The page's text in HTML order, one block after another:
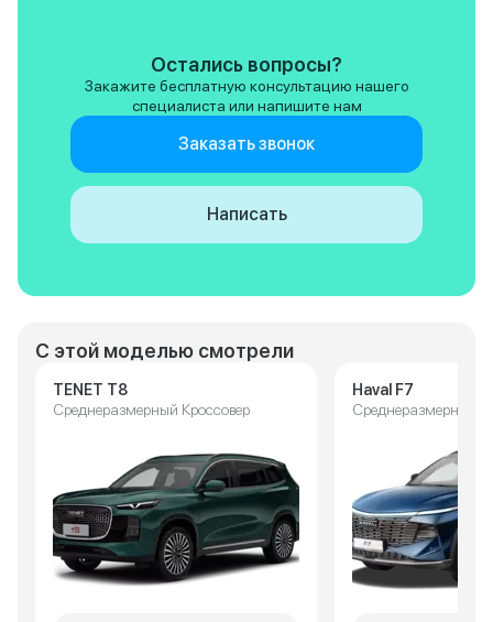
удобнее было бы иметь
физические кнопки. И расход в
пробках иногда зашкаливает за
14 литров. Но когда садишься за
руль и чувствуешь этот
комфорт... Стоит ли обращать
внимание на такие мелочи?
Однозначно рекомендую!
С этой моделью смотрели
TENET T8
Среднеразмерный Кроссовер
Haval F7
Среднеразмерный
Остались вопросы?
Закажите бесплатную консультацию нашего
специалиста или напишите нам
Заказать звонок
Написать